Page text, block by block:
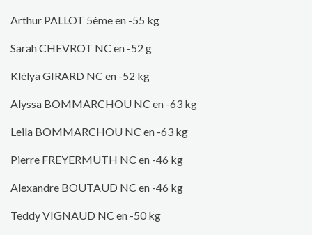
Arthur PALLOT 5ème en -55 kg
Sarah CHEVROT NC en -52 g
Klélya GIRARD NC en -52 kg
Alyssa BOMMARCHOU NC en -63 kg
Leila BOMMARCHOU NC en -63 kg
Pierre FREYERMUTH NC en -46 kg
Alexandre BOUTAUD NC en -46 kg
Teddy VIGNAUD NC en -50 kg